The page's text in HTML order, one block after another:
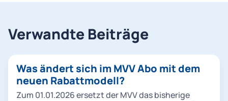
Verwandte Beiträge
Was ändert sich im MVV Abo mit dem
neuen Rabattmodell?
Zum 01.01.2026 ersetzt der MVV das bisherige